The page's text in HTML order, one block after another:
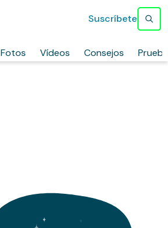
Fotos Vídeos Consejos
Suscríbete